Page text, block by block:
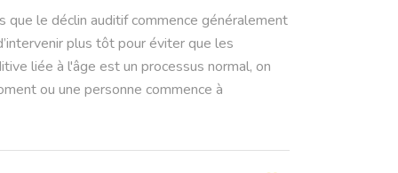
que le déclin auditif commence généralement
plus tôt pour éviter que les
liée à l'âge est un processus normal, on
ou une personne commence à